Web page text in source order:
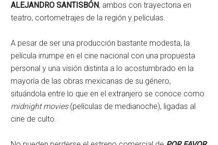
ALEJANDRO SANTISBÓN, ambos con trayectoria en
teatro, cortometrajes de la región y películas.
A pesar de ser una producción bastante modesta, la
película irrumpe en el cine nacional con una propuesta
personal y una visión distinta a lo acostumbrado en la
mayoría de las obras mexicanas de su género,
situándola entre lo que en el extranjero se conoce como
midnight movies(películas de medianoche), ligadas al
cine de culto.